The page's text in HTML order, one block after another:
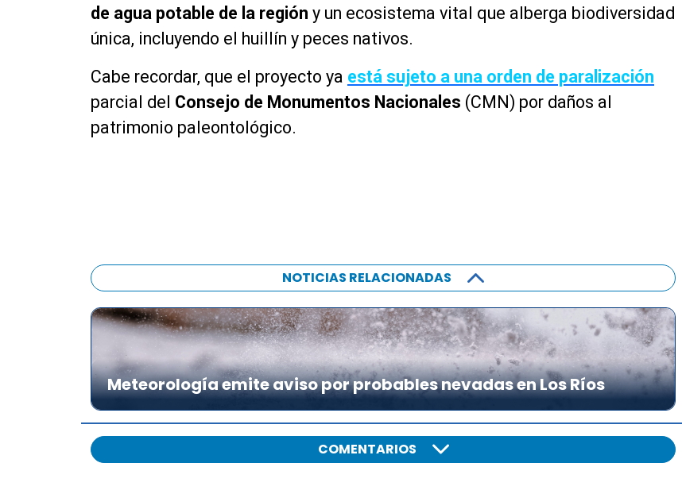
de agua potable de la región y un ecosistema vital que alberga biodiversidad
única, incluyendo el huillín y peces nativos.
Cabe recordar, que el proyecto ya está sujeto a una orden de paralización
parcial del Consejo de Monumentos Nacionales (CMN) por daños al
patrimonio paleontológico.
NOTICIAS RELACIONADAS
Meteorología emite aviso por probables nevadas en Los Ríos
COMENTARIOS